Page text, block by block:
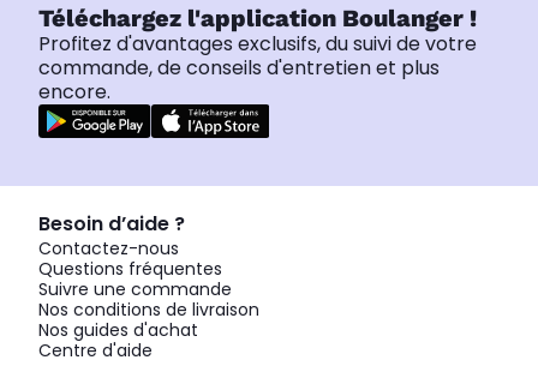
Téléchargez l'application Boulanger !
Profitez d'avantages exclusifs, du suivi de votre
commande, de conseils d'entretien et plus
encore.
Besoin d’aide ?
Contactez-nous
Questions fréquentes
Suivre une commande
Nos conditions de livraison
Nos guides d'achat
Centre d'aide